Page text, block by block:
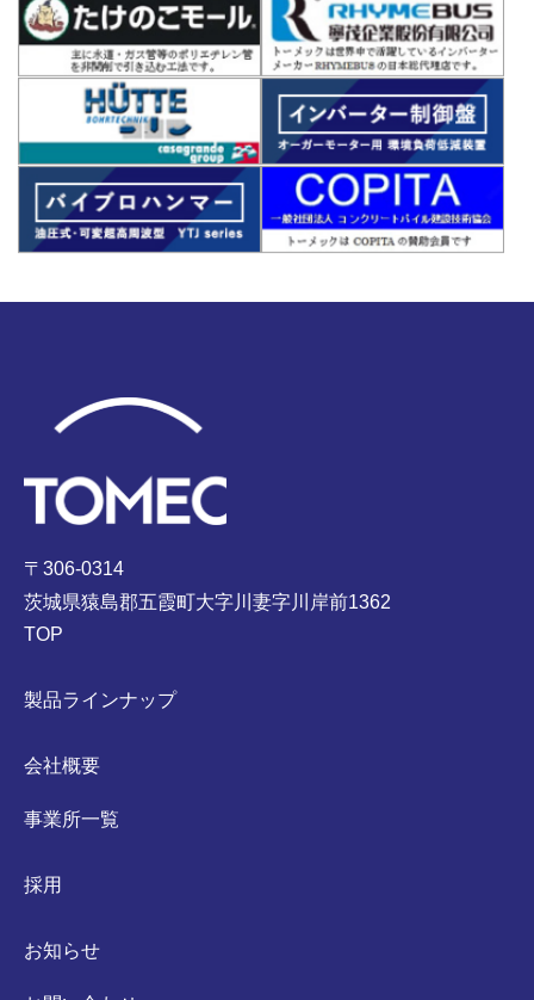
〒306-0314
茨城県猿島郡五霞町大字川妻字川岸前1362
TOP
製品ラインナップ
会社概要
事業所一覧
採用
お知らせ